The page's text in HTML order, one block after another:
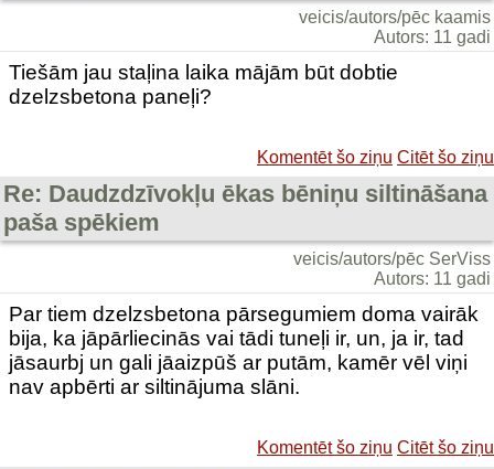
veicis/autors/pēc kaamis
Autors: 11 gadi
Tiešām jau staļina laika mājām būt dobtie
dzelzsbetona paneļi?
Komentēt šo ziņu Citēt šo ziņu
Re: Daudzdzīvokļu ēkas bēniņu siltināšana
paša spēkiem
veicis/autors/pēc SerViss
Autors: 11 gadi
Par tiem dzelzsbetona pārsegumiem doma vairāk
bija, ka jāpārliecinās vai tādi tuneļi ir, un, ja ir, tad
jāsaurbj un gali jāaizpūš ar putām, kamēr vēl viņi
nav apbērti ar siltinājuma slāni.
Komentēt šo ziņu Citēt šo ziņu